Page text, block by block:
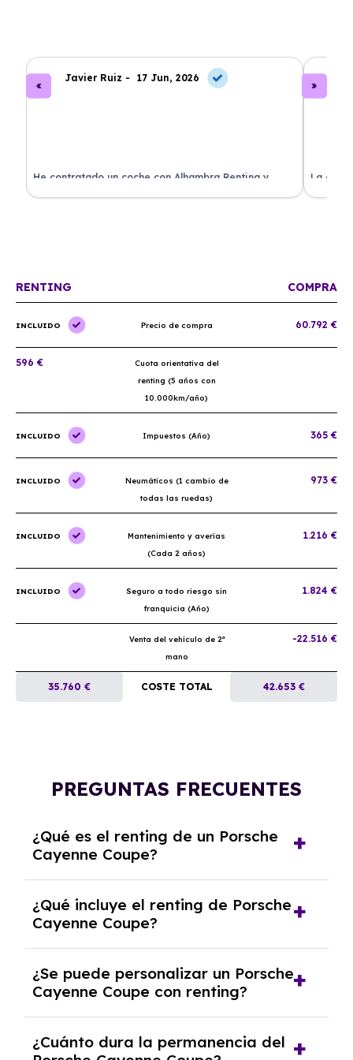
Javier Ruiz - 17 Jun, 2026
He contratado un coche con Alhambra Renting y
estoy impresionado. Todo ha sido transparente y sin
La
RENTING COMPRA
INCLUIDO Precio de compra 60.792 €
596 €
Cuota orientativa del
renting (5 años con
10.000km/año)
INCLUIDO Impuestos (Año) 365 €
INCLUIDO
Neumáticos (1 cambio de
todas las ruedas)
973 €
INCLUIDO
Mantenimiento y averías
(Cada 2 años)
1.216 €
INCLUIDO
Seguro a todo riesgo sin
franquicia (Año)
1.824 €
Venta del vehículo de 2ª
mano
-22.516 €
35.760 € COSTE TOTAL 42.653 €
PREGUNTAS FRECUENTES
¿Qué es el renting de un Porsche
Cayenne Coupe?
contrato de alquiler a largo plazo en el que
pagas una cuota mensual fija por el uso del
coche durante un periodo determinado,
generalmente entre 2 y 5 años.
¿Qué incluye el renting de Porsche
Cayenne Coupe?
seguro a todo riesgo, mantenimiento,
reparaciones, impuestos, asistencia en
carretera y gestión de la documentación.
¿Se puede personalizar un Porsche
Cayenne Coupe con renting?
opciones y equipamiento adicional, siempre y
¿Cuánto dura la permanencia del